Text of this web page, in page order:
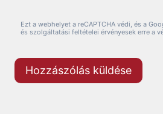
Ezt a webhelyet a reCAPTCHA védi, és a
és szolgáltatási feltételei érvényesek erre a